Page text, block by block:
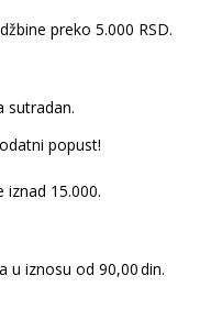
preko 5.000 RSD.
sutradan.
popust!
iznad 15.000.
u iznosu od 90,00 din.